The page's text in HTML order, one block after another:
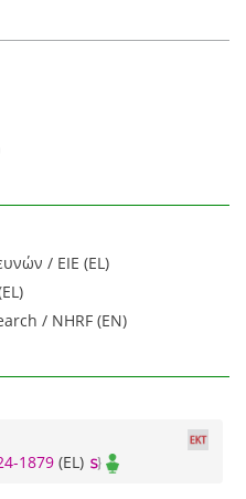
/ ΕΙΕ (EL)
/ NHRF (EN)
1879 (EL)